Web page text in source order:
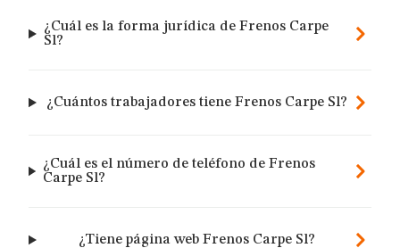
¿Cuál es la forma jurídica de Frenos Carpe
Sl?
¿Cuántos trabajadores tiene Frenos Carpe Sl?
¿Cuál es el número de teléfono de Frenos
Carpe Sl?
¿Tiene página web Frenos Carpe Sl?